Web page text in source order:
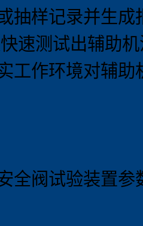
抽样记录并生
速测试出辅助
工作环境对辅
全阀试验装置参